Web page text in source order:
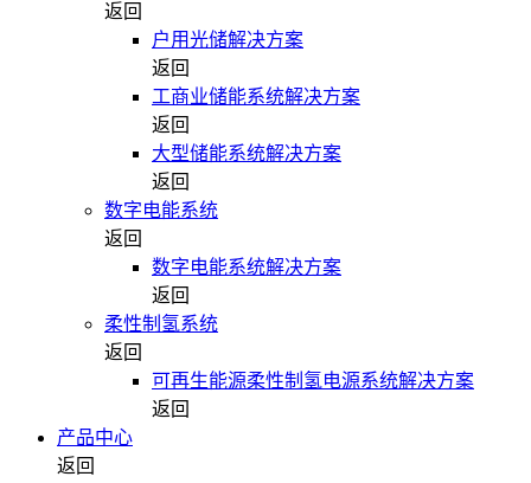
返回
户用光储解决方案
返回
工商业储能系统解决方案
返回
大型储能系统解决方案
返回
数字电能系统
返回
数字电能系统解决方案
返回
柔性制氢系统
返回
可再生能源柔性制氢电源系统解决方案
返回
产品中心
返回